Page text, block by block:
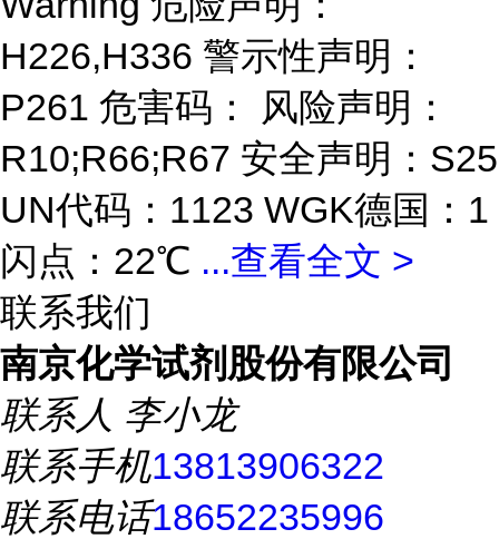
H226,H336 警示性声明：
P261 危害码： 风险声明：
R10;R66;R67 安全声明：S25
UN代码：1123 WGK德国：1
闪点：22℃ ...查看全文 >
联系我们
南京化学试剂股份有限公司
联系人 李小龙
联系手机13813906322
联系电话18652235996